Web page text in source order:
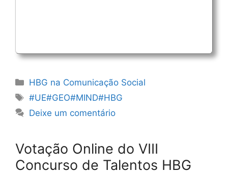
Categorias
HBG na Comunicação Social
Etiquetas
#UE#GEO#MIND#HBG
Deixe um comentário
Votação Online do VIII
Concurso de Talentos HBG